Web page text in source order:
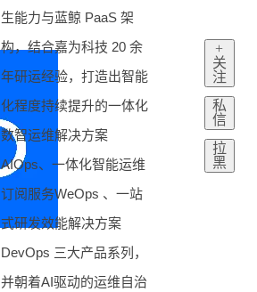
生能力与蓝鲸 PaaS 架
构，结合嘉为科技 20 余
年研运经验，打造出智能
化程度持续提升的一体化
数智运维解决方案
AIOps、一体化智能运维
订阅服务WeOps 、一站
式研发效能解决方案
DevOps 三大产品系列，
并朝着AI驱动的运维自治
+
关
注
私
信
拉
黑